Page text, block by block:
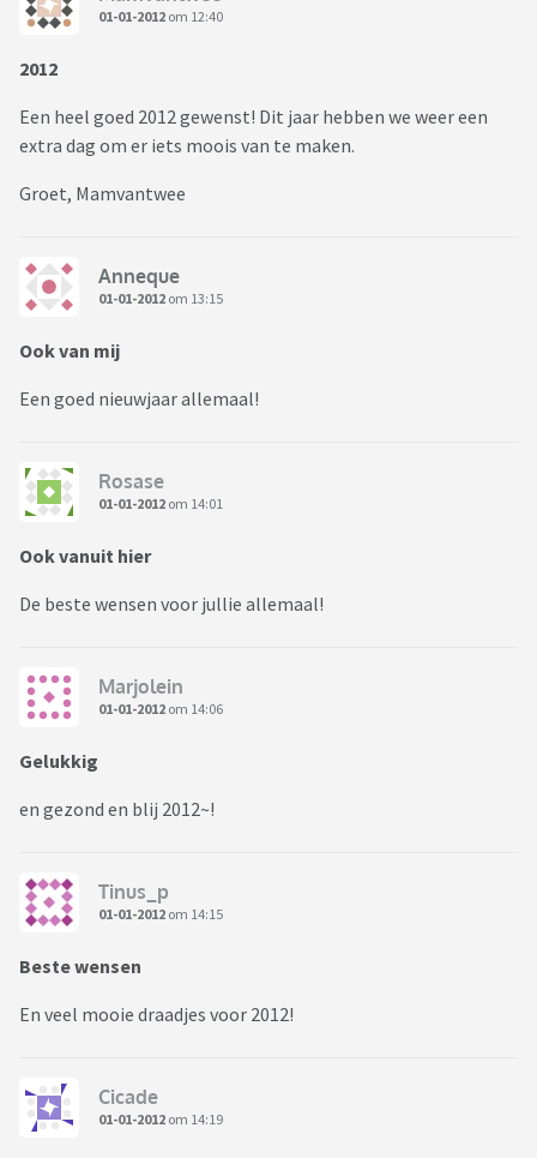
01-01-2012 om 12:40
2012
Een heel goed 2012 gewenst! Dit jaar hebben we weer een
extra dag om er iets moois van te maken.
Groet, Mamvantwee
Anneque
01-01-2012 om 13:15
Ook van mij
Een goed nieuwjaar allemaal!
Rosase
01-01-2012 om 14:01
Ook vanuit hier
De beste wensen voor jullie allemaal!
Marjolein
01-01-2012 om 14:06
Gelukkig
en gezond en blij 2012~!
Tinus_p
01-01-2012 om 14:15
Beste wensen
En veel mooie draadjes voor 2012!
Cicade
01-01-2012 om 14:19